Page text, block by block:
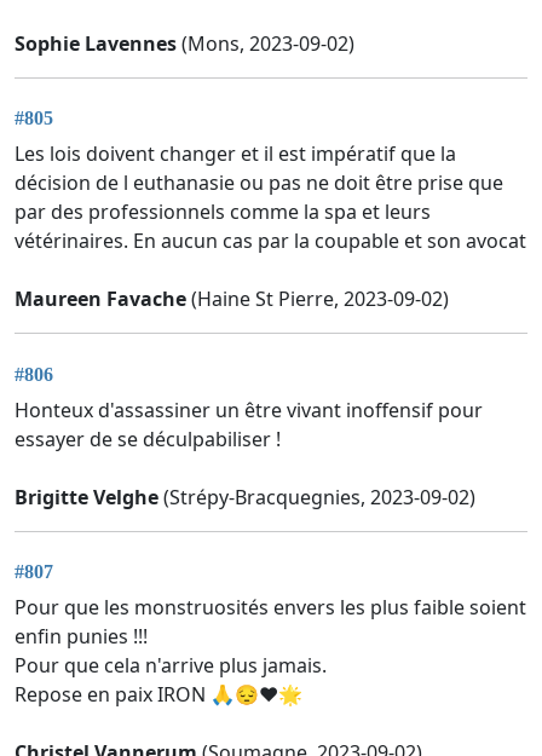
Sophie Lavennes(Mons, 2023-09-02)
#805
Les lois doivent changer et il est impératif que la
décision de l euthanasie ou pas ne doit être prise que
par des professionnels comme la spa et leurs
vétérinaires. En aucun cas par la coupable et son avocat
Maureen Favache(Haine St Pierre, 2023-09-02)
#806
Honteux d'assassiner un être vivant inoffensif pour
essayer de se déculpabiliser !
Brigitte Velghe(Strépy-Bracquegnies, 2023-09-02)
#807
Pour que les monstruosités envers les plus faible soient
enfin punies !!!
Pour que cela n'arrive plus jamais.
Repose en paix IRON 🙏😔❤️🌟